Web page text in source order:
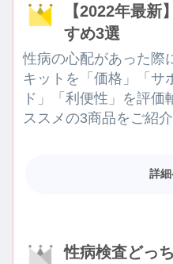
【2022年最新
すめ3選
性病の心配があった際
キットを「価格」「サ
ド」「利便性」を評
ススメの3商品をご紹介
詳
性病検査どっ